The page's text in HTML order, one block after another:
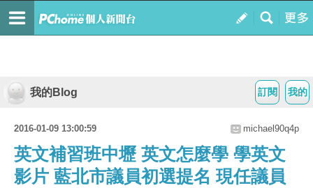
我的
訂閱
我的Blog
2016-01-09 13:00:59 michael90q4p
英文補習班中壢 英文怎麼學 學英文
影片 藍北市議員初選提名 現任議員